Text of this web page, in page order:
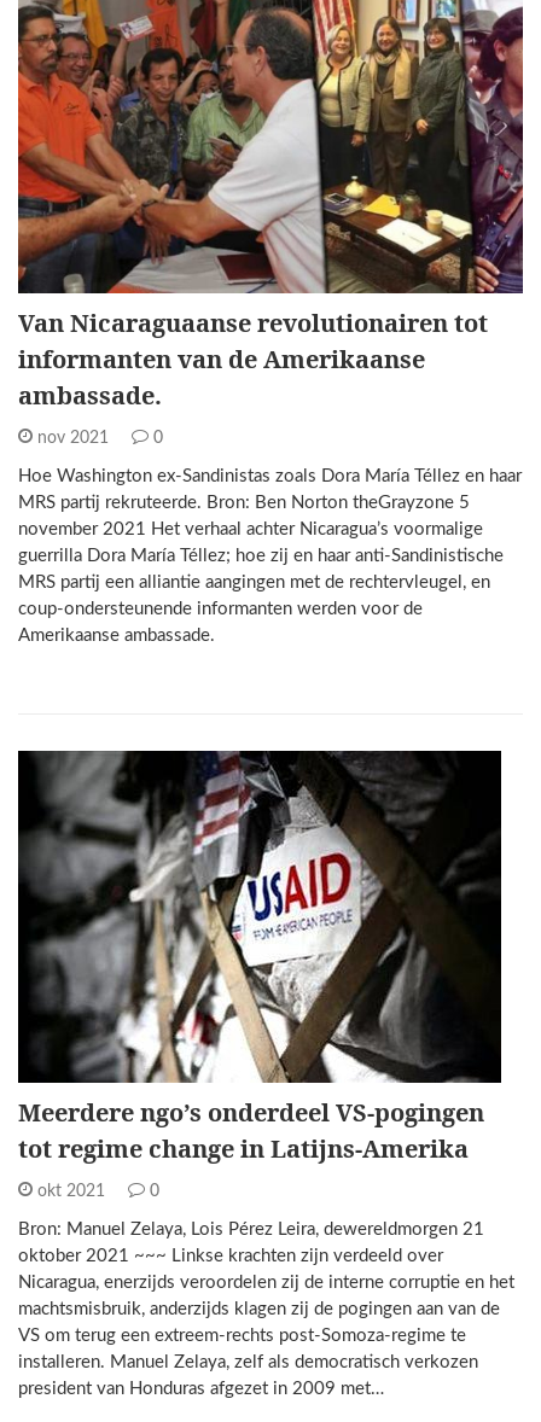
Van Nicaraguaanse revolutionairen tot
informanten van de Amerikaanse
ambassade.
nov 2021 0
Hoe Washington ex-Sandinistas zoals Dora María Téllez en haar
MRS partij rekruteerde. Bron: Ben Norton theGrayzone 5
november 2021 Het verhaal achter Nicaragua’s voormalige
guerrilla Dora María Téllez; hoe zij en haar anti-Sandinistische
MRS partij een alliantie aangingen met de rechtervleugel, en
coup-ondersteunende informanten werden voor de
Amerikaanse ambassade.
Meerdere ngo’s onderdeel VS-pogingen
tot regime change in Latijns-Amerika
okt 2021 0
Bron: Manuel Zelaya, Lois Pérez Leira, dewereldmorgen 21
oktober 2021 ~~~ Linkse krachten zijn verdeeld over
Nicaragua, enerzijds veroordelen zij de interne corruptie en het
machtsmisbruik, anderzijds klagen zij de pogingen aan van de
VS om terug een extreem-rechts post-Somoza-regime te
installeren. Manuel Zelaya, zelf als democratisch verkozen
president van Honduras afgezet in 2009 met…